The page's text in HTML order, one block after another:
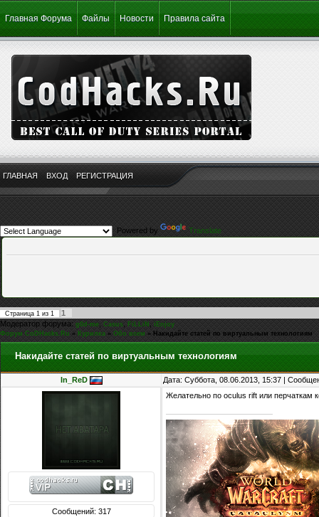
Главная Форума Файлы Новости Правила сайта
ГЛАВНАЯ ВХОД РЕГИСТРАЦИЯ
Powered by Translate
Страница 1 из 1
1
Модератор форума:g0d-me,Casus, FiLLiN,iEnjoy
Форум CoDHacks.Ru » Курилка » Обо всем » Накидайте статей по виртуальным технологиям
Накидайте статей по виртуальным технологиям
In_ReD Дата: Суббота, 08.06.2013, 15:37 |
Сообщений: 317
Желательно по oculus rift или перчаткам